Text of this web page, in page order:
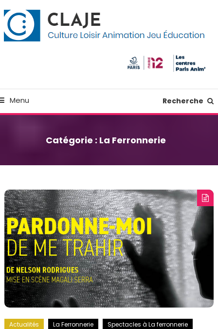
Menu Recherche
Catégorie : La Ferronnerie
Actualités La Ferronnerie Spectacles à La ferronnerie